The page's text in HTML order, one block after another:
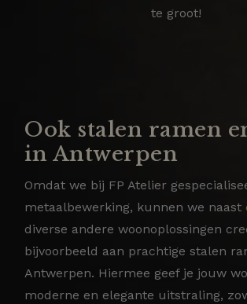
te groot!
Ook stalen ramen
in Antwerpen
Omdat we bij FP Atelier
metaalbewerking, kunnen we naast
diverse andere woonoplossingen
bijvoorbeeld aan prachtige stalen
Antwerpen. Hiermee geef je jouw
moderne en elegante uitstraling,